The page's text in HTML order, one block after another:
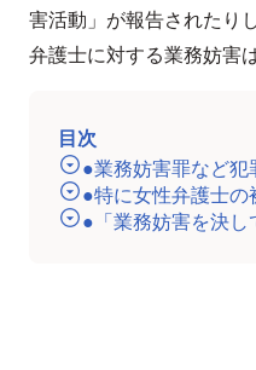
害活動」が報告されたり
弁護士に対する業務妨害
目次
●業務妨害罪など
●特に女性弁護士の
●「業務妨害を決し